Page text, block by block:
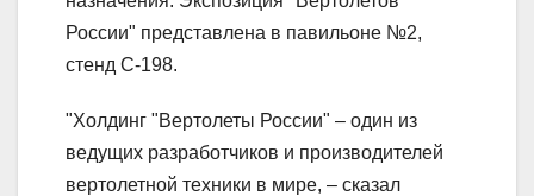
России" представлена в павильоне №2,
стенд С-198.
"Холдинг "Вертолеты России" – один из
ведущих разработчиков и производителей
вертолетной техники в мире, – сказал